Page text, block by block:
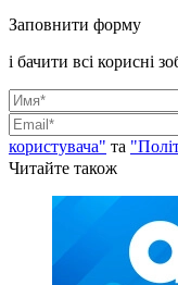
Заповнити форму
і бачити всі корисні
користувача" та
Читайте також